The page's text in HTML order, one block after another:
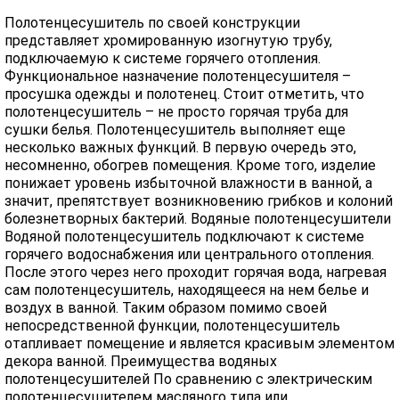
Полотенцесушитель по своей конструкции
представляет хромированную изогнутую трубу,
подключаемую к системе горячего отопления.
Функциональное назначение полотенцесушителя –
просушка одежды и полотенец. Стоит отметить, что
полотенцесушитель – не просто горячая труба для
сушки белья. Полотенцесушитель выполняет еще
несколько важных функций. В первую очередь это,
несомненно, обогрев помещения. Кроме того, изделие
понижает уровень избыточной влажности в ванной, а
значит, препятствует возникновению грибков и колоний
болезнетворных бактерий. Водяные полотенцесушители
Водяной полотенцесушитель подключают к системе
горячего водоснабжения или центрального отопления.
После этого через него проходит горячая вода, нагревая
сам полотенцесушитель, находящееся на нем белье и
воздух в ванной. Таким образом помимо своей
непосредственной функции, полотенцесушитель
отапливает помещение и является красивым элементом
декора ванной. Преимущества водяных
полотенцесушителей По сравнению с электрическим